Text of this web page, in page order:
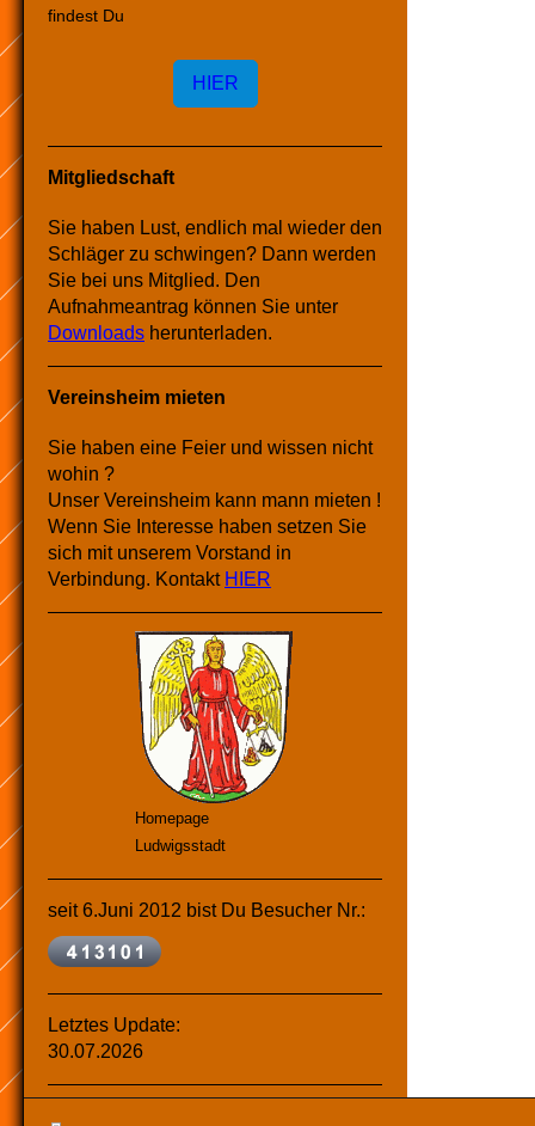
findest Du
HIER
Mitgliedschaft
Sie haben Lust, endlich mal wieder den
Schläger zu schwingen? Dann werden
Sie bei uns Mitglied. Den
Aufnahmeantrag können Sie unter
Downloads herunterladen.
Vereinsheim mieten
Sie haben eine Feier und wissen nicht
wohin ?
Unser Vereinsheim kann mann mieten !
Wenn Sie Interesse haben setzen Sie
sich mit unserem Vorstand in
Verbindung. Kontakt HIER
Homepage
Ludwigsstadt
seit 6.Juni 2012 bist Du Besucher Nr.:
Letztes Update:
30.07.2026